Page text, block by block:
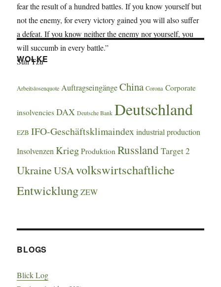
fear the result of a hundred battles. If you know yourself but
not the enemy, for every victory gained you will also suffer
a defeat. If you know neither the enemy nor yourself, you
will succumb in every battle.”
Sun Tzu
WOLKE
Arbeitslosenquote Auftragseingänge China Corona Corporate
insolvencies DAX Deutsche Bank Deutschland
EZB IFO-Geschäftsklimaindex industrial production
Insolvenzen Krieg Produktion Russland Target 2
UkraineUSAvolkswirtschaftliche
Entwicklung ZEW
BLOGS
Blick Log